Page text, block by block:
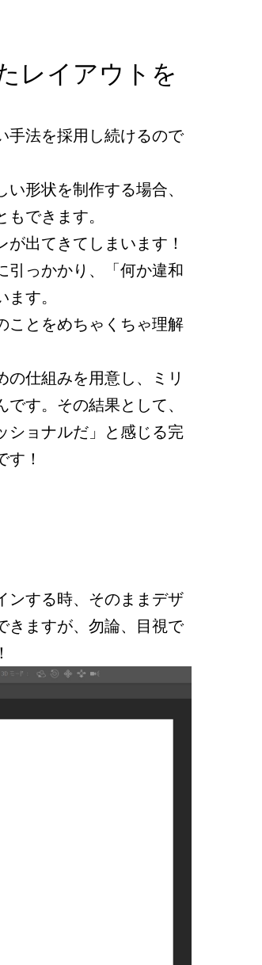
レイアウトを
手法を採用し続けるので
形状を制作する場合、
できます。
出てきてしまいます！
引っかかり、「何か違和
す。
ことをめちゃくちゃ理解
の仕組みを用意し、ミリ
す。その結果として、
ショナルだ」と感じる完
！
ンする時、そのままデザ
きますが、勿論、目視で